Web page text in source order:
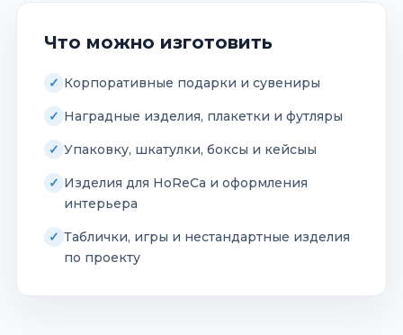
Что можно изготовить
Корпоративные подарки и сувениры
Наградные изделия, плакетки и футляры
Упаковку, шкатулки, боксы и кейсыы
Изделия для HoReCa и оформления
интерьера
Таблички, игры и нестандартные изделия
по проекту